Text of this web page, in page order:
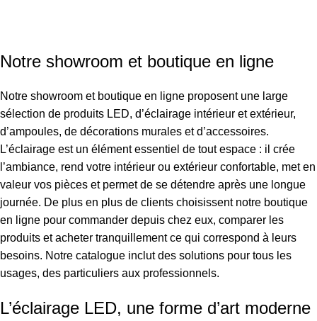
Notre showroom et boutique en ligne
Notre showroom et boutique en ligne proposent une large
sélection de produits LED, d’éclairage intérieur et extérieur,
d’ampoules, de décorations murales et d’accessoires.
L’éclairage est un élément essentiel de tout espace : il crée
l’ambiance, rend votre intérieur ou extérieur confortable, met en
valeur vos pièces et permet de se détendre après une longue
journée. De plus en plus de clients choisissent notre boutique
en ligne pour commander depuis chez eux, comparer les
produits et acheter tranquillement ce qui correspond à leurs
besoins. Notre catalogue inclut des solutions pour tous les
usages, des particuliers aux professionnels.
L’éclairage LED, une forme d’art moderne